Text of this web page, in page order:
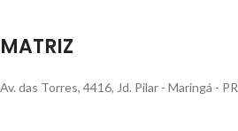
MATRIZ
Av. das Torres, 4416, Jd. Pilar - Maringá - PR